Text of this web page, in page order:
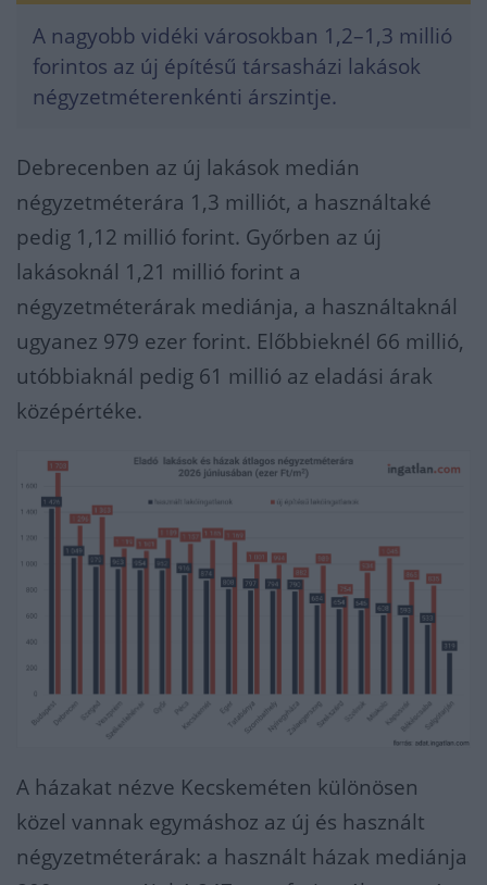
A nagyobb vidéki városokban 1,2–1,3 millió
forintos az új építésű társasházi lakások
négyzetméterenkénti árszintje.
Debrecenben az új lakások medián
négyzetméterára 1,3 milliót, a használtaké
pedig 1,12 millió forint. Győrben az új
lakásoknál 1,21 millió forint a
négyzetméterárak mediánja, a használtaknál
ugyanez 979 ezer forint. Előbbieknél 66 millió,
utóbbiaknál pedig 61 millió az eladási árak
középértéke.
A házakat nézve Kecskeméten különösen
közel vannak egymáshoz az új és használt
négyzetméterárak: a használt házak mediánja